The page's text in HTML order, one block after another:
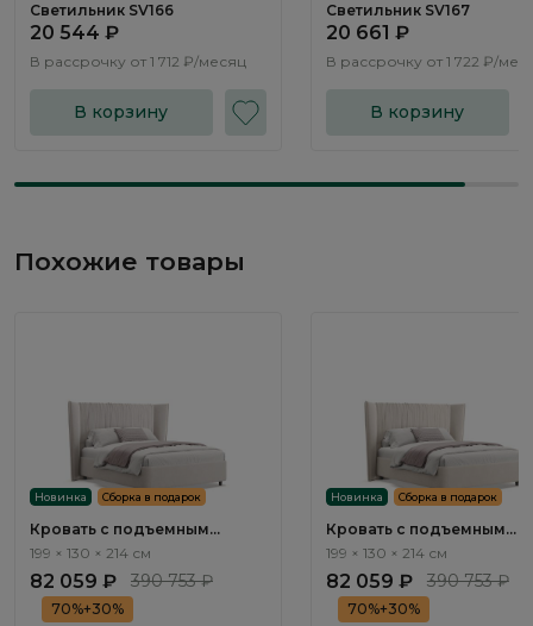
Светильник SV166
20 544 ₽
В рассрочку от 1 712 ₽/месяц
В корзину
Светильник SV167
20 661 ₽
В рассрочку от 1 722 ₽/
В корзину
Похожие товары
Новинка Сборка в подарок
Кровать с подъемным
механизмом Плиссе / Plisse
199 × 130 × 214 см
82 059 ₽ 390 753 ₽
70%+30%
Новинка Сборка в подарок
Кровать с подъемным
механизмом Плиссе /
199 × 130 × 214 см
82 059 ₽ 390 753 ₽
70%+30%